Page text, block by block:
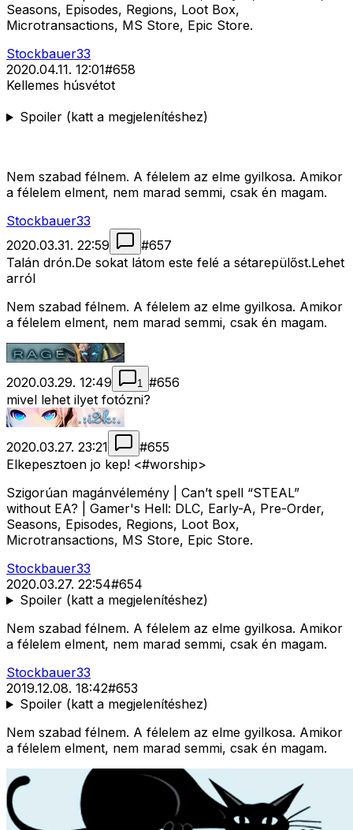
Seasons, Episodes, Regions, Loot Box,
Microtransactions, MS Store, Epic Store.
Stockbauer33
2020.04.11. 12:01#658
Kellemes húsvétot
Spoiler (katt a megjelenítéshez)
Nem szabad félnem. A félelem az elme gyilkosa. Amikor
a félelem elment, nem marad semmi, csak én magam.
Stockbauer33
2020.03.31. 22:59
#657
Talán drón.De sokat látom este felé a sétarepülőst.Lehet
arról
Nem szabad félnem. A félelem az elme gyilkosa. Amikor
a félelem elment, nem marad semmi, csak én magam.
2020.03.29. 12:49 1 #656
mivel lehet ilyet fotózni?
2020.03.27. 23:21 #655
Elkepesztoen jo kep! <#worship>
Szigorúan magánvélemény | Can’t spell “STEAL”
without EA? | Gamer's Hell: DLC, Early-A, Pre-Order,
Seasons, Episodes, Regions, Loot Box,
Microtransactions, MS Store, Epic Store.
Stockbauer33
2020.03.27. 22:54#654
Spoiler (katt a megjelenítéshez)
Nem szabad félnem. A félelem az elme gyilkosa. Amikor
a félelem elment, nem marad semmi, csak én magam.
Stockbauer33
2019.12.08. 18:42#653
Spoiler (katt a megjelenítéshez)
Nem szabad félnem. A félelem az elme gyilkosa. Amikor
a félelem elment, nem marad semmi, csak én magam.